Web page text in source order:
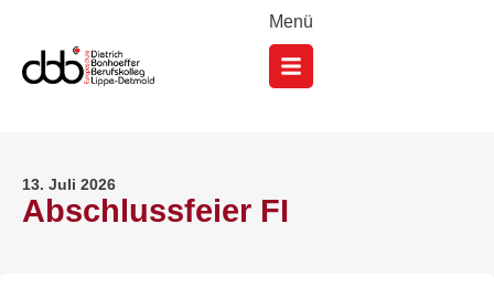
Menü
13. Juli 2026
Abschlussfeier FI